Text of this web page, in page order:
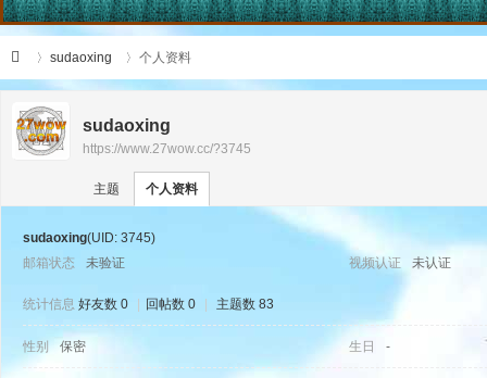
›
sudaoxing
›
个人资料
sudaoxing
https://www.27wow.cc/?3745
主题 个人资料
sudaoxing(UID: 3745)
邮箱状态
未验证 视频认证 未认证
统计信息 好友数 0 回帖数 0 主题数 83
性别 保密 生日 -